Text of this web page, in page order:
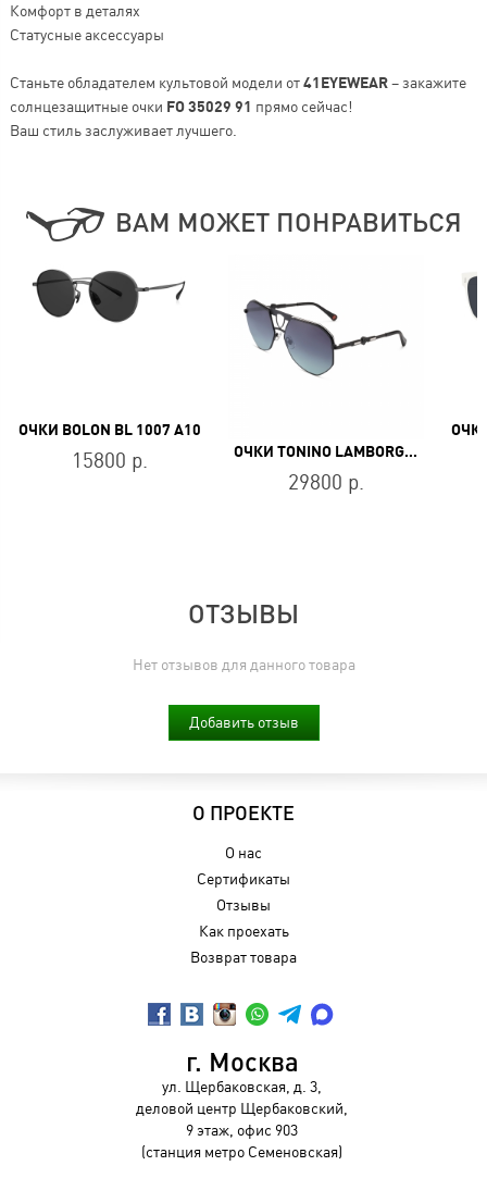
Комфорт в деталях
Статусные аксессуары
Станьте обладателем культовой модели от41EYEWEAR– закажите
солнцезащитные очки FO 35029 91 прямо сейчас!
Ваш стиль заслуживает лучшего.
ВАМ МОЖЕТ ПОНРАВИТЬСЯ
ОЧКИ BOLON BL 1007 A10
15800 р. ОЧКИ TONINO LAMBORGHINI TL537-03
29800 р.
ОТЗЫВЫ
Нет отзывов для данного товара
Добавить отзыв
О ПРОЕКТЕ
О нас
Сертификаты
Отзывы
Как проехать
Возврат товара
г. Москва
ул. Щербаковская, д. 3,
деловой центр Щербаковский,
9 этаж, офис 903
(станция метро Семеновская)